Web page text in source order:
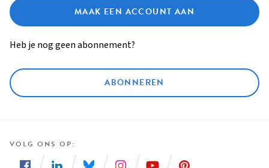
MAAK EEN ACCOUNT AAN
Heb je nog geen abonnement?
ABONNEREN
VOLG ONS OP